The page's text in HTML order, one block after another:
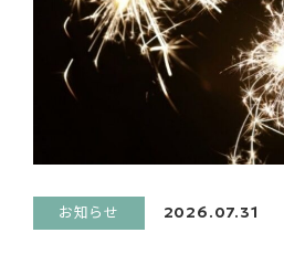
お知らせ 2026.07.31